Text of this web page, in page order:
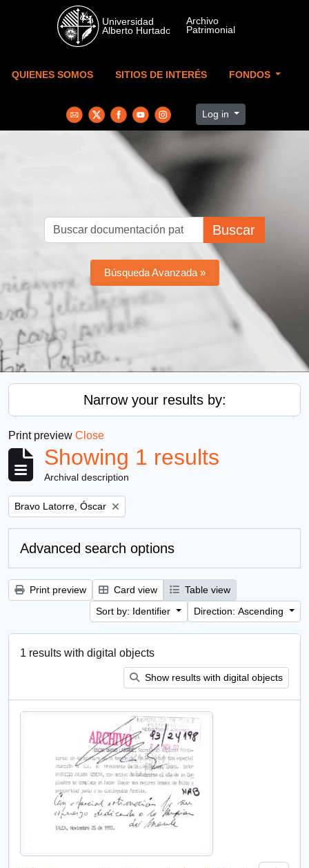
Skip to main content
QUIENES SOMOS SITIOS DE INTERÉS FONDOS
Log in
Buscar
Búsqueda Avanzada »
Narrow your results by:
Print preview Close
Showing 1 results
Archival description
Remove filter:
Bravo Latorre, Óscar
Advanced search options
Print preview Card view
Table view
Sort by: Identifier
Direction: Ascending
1 results with digital objects
Show results with digital objects